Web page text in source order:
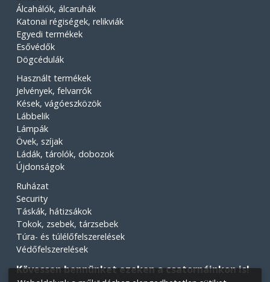
Álcahálók, álcaruhák
Katonai régiségek, relikviák
Egyedi termékek
Esővédők
Dögcédulák
Használt termékek
Jelvények, felvarrók
Kések, vágóeszközök
Lábbelik
Lámpák
Övek, szíjak
Ládák, tárolók, dobozok
Újdonságok
Ruházat
Security
Táskák, hátizsákok
Tokok, zsebek, tárzsebek
Túra- és túlélőfelszerelések
Védőfelszerelések
Kövessen bennünket ezeken a csatornáinkon is!